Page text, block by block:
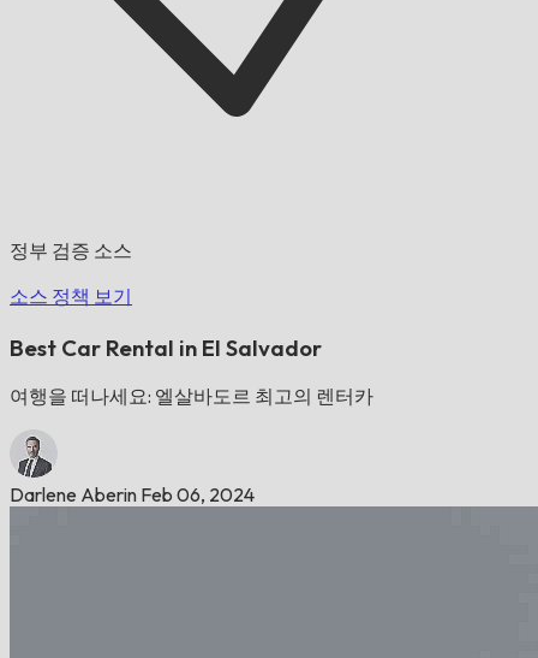
정부 검증 소스
소스 정책 보기
Best Car Rental in El Salvador
여행을 떠나세요: 엘살바도르 최고의 렌터카
Darlene Aberin Feb 06, 2024